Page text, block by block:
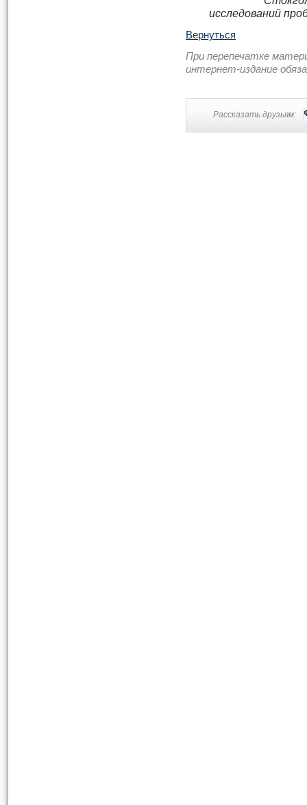
исследований
Вернуться
При перепечатке
интернет-издание
Рассказать друзьям: